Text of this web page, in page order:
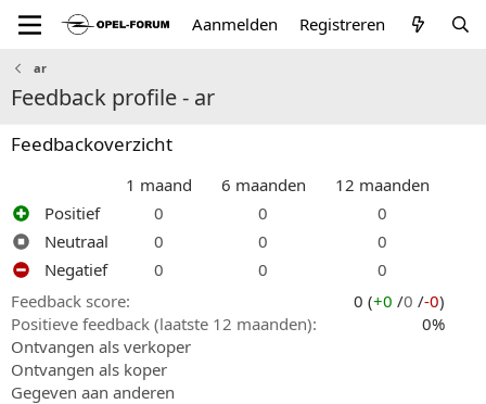
Aanmelden Registreren
ar
Feedback profile - ar
Feedbackoverzicht
1 maand 6 maanden
12 maanden
Positief
0 0
0
Neutraal
0 0
0
Negatief
0 0
0
Feedback score
0 (+0 /0 /-0)
Positieve feedback (laatste 12 maanden)
0%
Ontvangen als verkoper
Ontvangen als koper
Gegeven aan anderen